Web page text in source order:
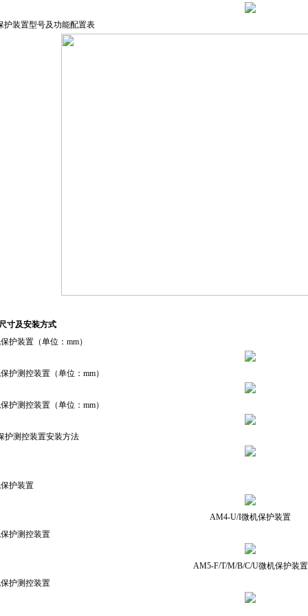
护装置型号及功能配置表
寸及安装方式
护装置（单位：mm）
护测控装置（单位：mm）
护测控装置（单位：mm）
护测控装置安装方法
护装置
AM4-U/I微机保护装置
护测控装置
AM5-F/T/M/B/C/U微机保护装置
护测控装置